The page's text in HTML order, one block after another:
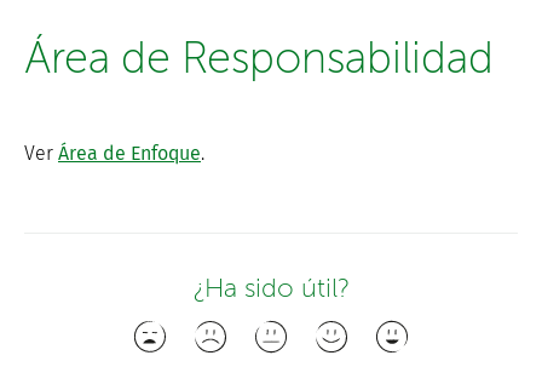
Área de Responsabilidad
Ver Área de Enfoque.
¿Ha sido útil?